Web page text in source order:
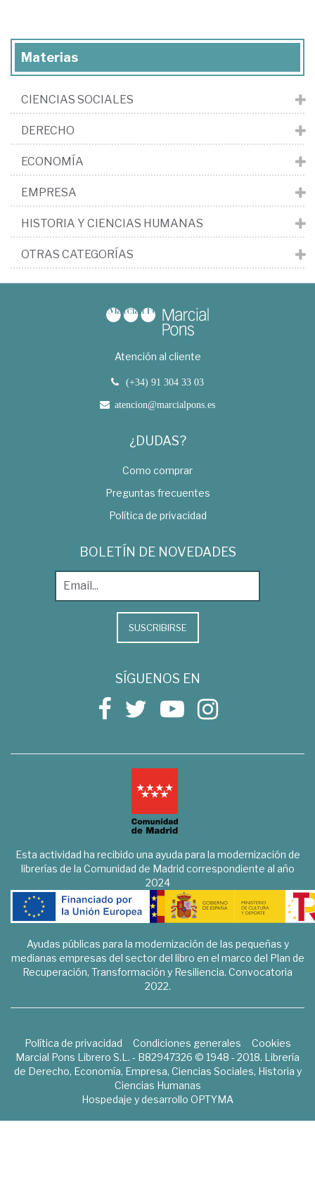
Materias
CIENCIAS SOCIALES
DERECHO
ECONOMÍA
EMPRESA
HISTORIA Y CIENCIAS HUMANAS
OTRAS CATEGORÍAS
Atención al cliente
(+34) 91 304 33 03
atencion@marcialpons.es
¿DUDAS?
Como comprar
Preguntas frecuentes
Política de privacidad
BOLETÍN DE NOVEDADES
SUSCRIBIRSE
SÍGUENOS EN
Esta actividad ha recibido una ayuda para la modernización de
librerías de la Comunidad de Madrid correspondiente al año
2024
Ayudas públicas para la modernización de las pequeñas y
medianas empresas del sector del libro en el marco del Plan de
Recuperación, Transformación y Resiliencia. Convocatoria
2022.
Política de privacidad Condiciones generales
Cookies
Marcial Pons Librero S.L. - B82947326 © 1948 - 2018. Librería
de Derecho, Economía, Empresa, Ciencias Sociales, Historia y
Ciencias Humanas
Hospedaje y desarrollo OPTYMA